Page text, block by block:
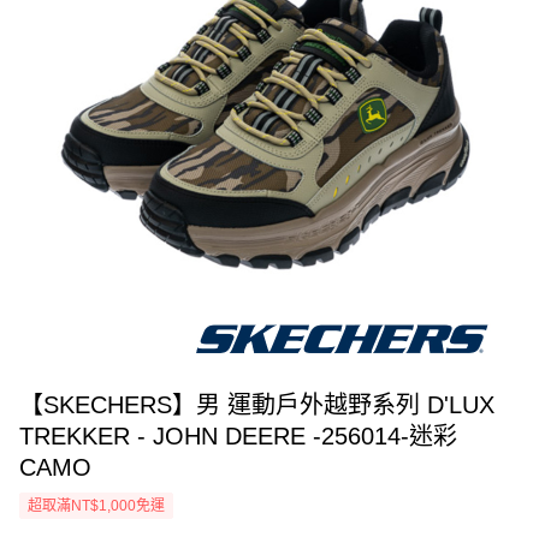
【SKECHERS】男 運動戶外越野系列 D'LUX
TREKKER - JOHN DEERE -256014-迷彩
CAMO
超取滿NT$1,000免運